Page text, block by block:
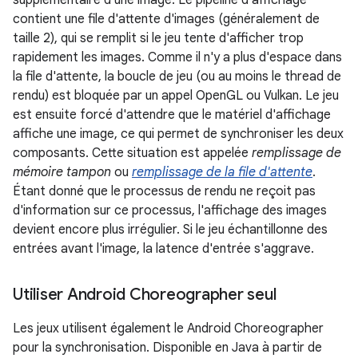
contient une file d'attente d'images (généralement de
taille 2), qui se remplit si le jeu tente d'afficher trop
rapidement les images. Comme il n'y a plus d'espace dans
la file d'attente, la boucle de jeu (ou au moins le thread de
rendu) est bloquée par un appel OpenGL ou Vulkan. Le jeu
est ensuite forcé d'attendre que le matériel d'affichage
affiche une image, ce qui permet de synchroniser les deux
composants. Cette situation est appelée remplissage de
mémoire tampon ou remplissage de la file d'attente.
Étant donné que le processus de rendu ne reçoit pas
d'information sur ce processus, l'affichage des images
devient encore plus irrégulier. Si le jeu échantillonne des
entrées avant l'image, la latence d'entrée s'aggrave.
Utiliser Android Choreographer seul
Les jeux utilisent également le Android Choreographer
pour la synchronisation. Disponible en Java à partir de